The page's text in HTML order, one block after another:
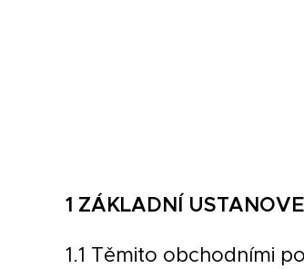
1 ZÁKLADNÍ
1.1 Těmito obchodními